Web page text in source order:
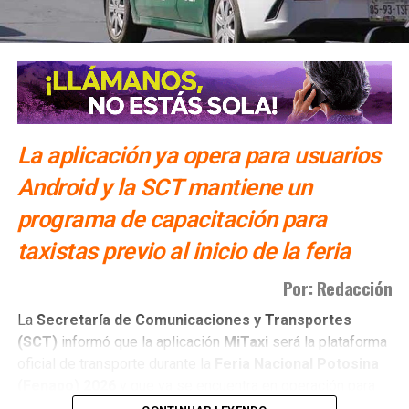
fueron sorteadas
La aplicación ya opera para usuarios
Android y la SCT mantiene un
programa de capacitación para
taxistas previo al inicio de la feria
Por: Redacción
La Secretaría de Comunicaciones y Transportes
(SCT) informó que la aplicación MiTaxi será la plataforma